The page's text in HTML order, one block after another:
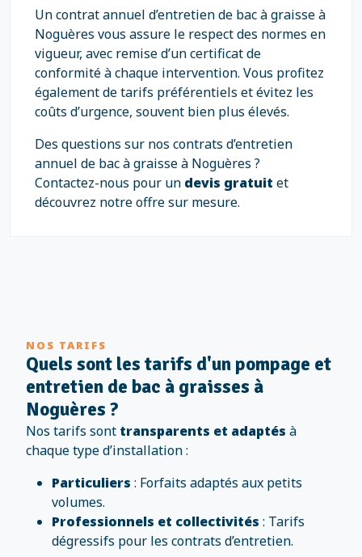
Un contrat annuel d’entretien de bac à graisse à
Noguères vous assure le respect des normes en
vigueur, avec remise d’un certificat de
conformité à chaque intervention. Vous profitez
également de tarifs préférentiels et évitez les
coûts d’urgence, souvent bien plus élevés.
Des questions sur nos contrats d’entretien
annuel de bac à graisse à Noguères ?
Contactez-nous pour un devis gratuit et
découvrez notre offre sur mesure.
NOS TARIFS
Quels sont les tarifs d'un pompage et
entretien de bac à graisses à
Noguères ?
Nos tarifs sont transparents et adaptés à
chaque type d’installation :
Particuliers : Forfaits adaptés aux petits
volumes.
Professionnels et collectivités : Tarifs
dégressifs pour les contrats d’entretien.